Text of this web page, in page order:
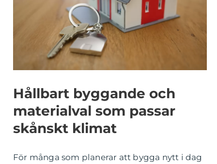
Hållbart byggande och
materialval som passar
skånskt klimat
För många som planerar att bygga nytt i dag